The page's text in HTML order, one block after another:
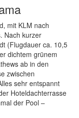
mit KLM nach
Nach kurzer
(Flugdauer ca. 10,5
dichtem grünem
ab in den
zwischen
sehr entspannt
Hoteldachterrasse
der Pool –